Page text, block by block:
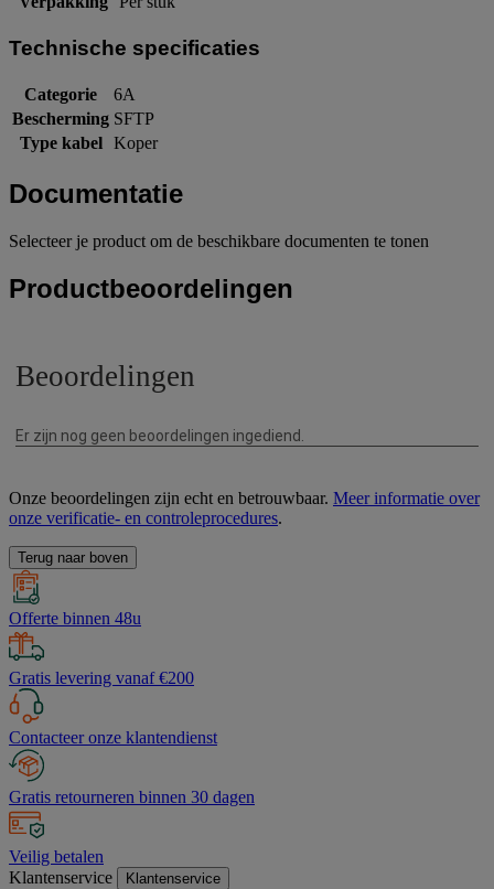
Technische specificaties
Categorie
6A
Bescherming SFTP
Type kabel
Koper
Documentatie
Selecteer je product om de beschikbare documenten te tonen
Productbeoordelingen
Onze beoordelingen zijn echt en betrouwbaar. Meer informatie over
onze verificatie- en controleprocedures.
Terug naar boven
Offerte binnen 48u
Gratis levering vanaf €200
Contacteer onze klantendienst
Gratis retourneren binnen 30 dagen
Veilig betalen
Klantenservice
Klantenservice